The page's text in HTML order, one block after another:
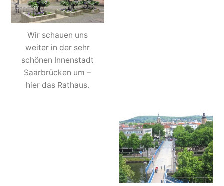
Wir schauen uns
weiter in der sehr
schönen Innenstadt
Saarbrücken um –
hier das Rathaus.